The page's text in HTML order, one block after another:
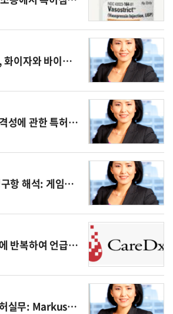
[기고] <46> 모더나, 화이자와 바이오엔테크에 대해 특허 침해 소송 시작
[기고] <45> 특허적격성에 관한 특허법 개정안 상정
[기고] <44> 특허 청구항 해석: 게임의 모든 것?
[기고] <43> 명세서에 반복하여 언급된 “공지된 기술을 이용하여 발명을 실시할 수 있다” 때문에 cfDNA 검출을 이용한 신장 이식 거부를 검출하는 방법의 특허 적격성 부정
[기고] <42> 미국특허실무: Markush claiming practice